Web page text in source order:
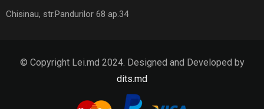
Chisinau, str.Pandurilor 68 ap.34
© Copyright Lei.md 2024. Designed and Developed by
dits.md